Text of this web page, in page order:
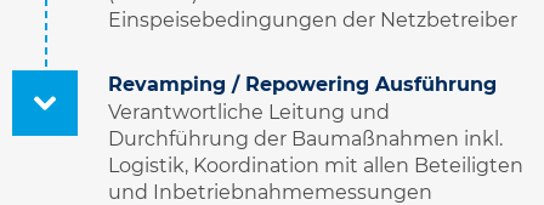
Einspeisebedingungen der Netzbetreiber
Revamping / Repowering Ausführung
Verantwortliche Leitung und
Durchführung der Baumaßnahmen inkl.
Logistik, Koordination mit allen Beteiligten
und Inbetriebnahmemessungen